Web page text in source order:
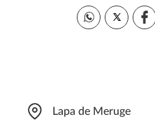
Lapa de Meruge